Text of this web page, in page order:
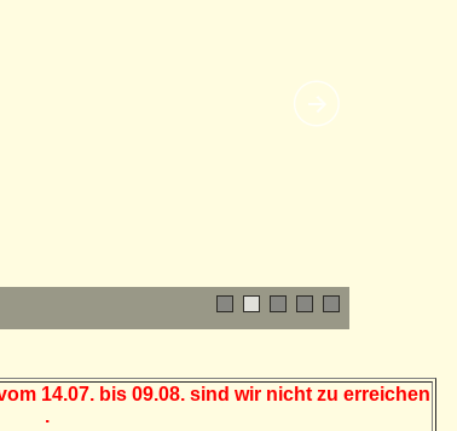
14.07. bis 09.08. sind wir nicht zu erreichen
.